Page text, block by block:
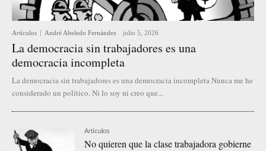
Artículos André Abeledo Fernández - julio 5, 2026
La democracia sin trabajadores es una
democracia incompleta
La democracia sin trabajadores es una democracia incompleta Nunca me he
considerado un político. Ni lo soy ni creo que...
Artículos
No quieren que la clase trabajadora gobierne